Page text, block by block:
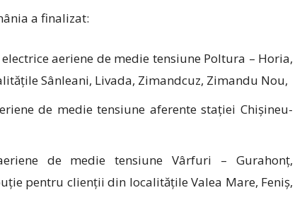
a finalizat:
aeriene de medie tensiune Poltura – Horia,
Sânleani, Livada, Zimandcuz, Zimandu Nou,
de medie tensiune aferente stației Chișineu-
de medie tensiune Vârfuri – Gurahonț,
pentru clienții din localitățile Valea Mare, Feniș,